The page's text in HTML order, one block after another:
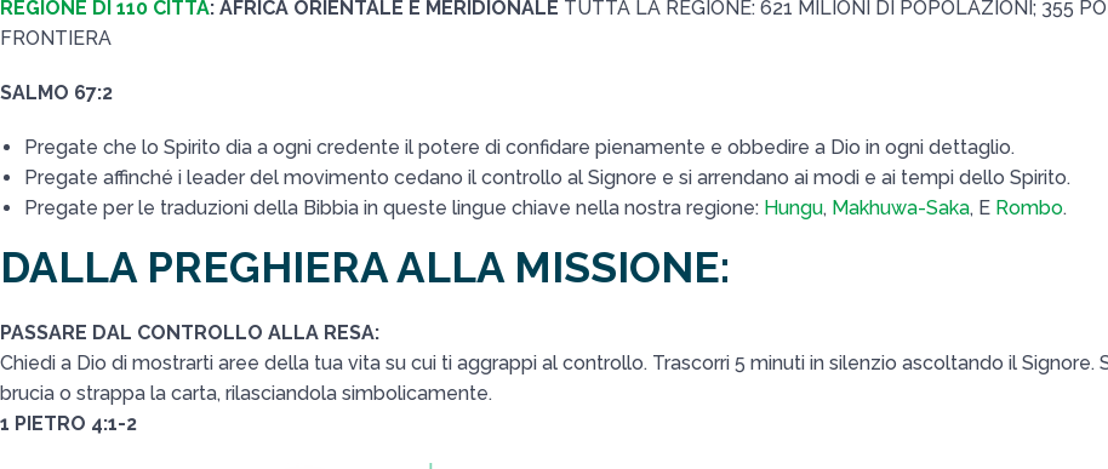
REGIONE DI 110 CITTÀ: AFRICA ORIENTALE E MERIDIONALE TUTTA LA REGIONE: 621 MILIONI DI POPOLAZIONI; 355
FRONTIERA
SALMO 67:2
Pregate che lo Spirito dia a ogni credente il potere di confidare pienamente e obbedire a Dio in ogni dettaglio.
Pregate affinché i leader del movimento cedano il controllo al Signore e si arrendano ai modi e ai tempi dello Spirito.
Pregate per le traduzioni della Bibbia in queste lingue chiave nella nostra regione: Hungu, Makhuwa-Saka, E Rombo.
DALLA PREGHIERA ALLA MISSIONE:
PASSARE DAL CONTROLLO ALLA RESA:
Chiedi a Dio di mostrarti aree della tua vita su cui ti aggrappi al controllo. Trascorri 5 minuti in silenzio ascoltando il Signore.
brucia o strappa la carta, rilasciandola simbolicamente.
1 PIETRO 4:1-2